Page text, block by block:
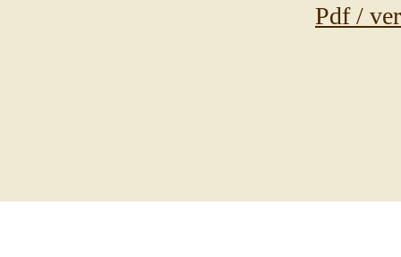
Pdf /